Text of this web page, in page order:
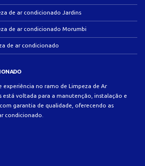
de ar condicionado Jardins
de ar condicionado Morumbi
de ar condicionado
experiência no ramo de Limpeza de Ar
está voltada para a manutenção, instalação e
garantia de qualidade, oferecendo as
condicionado.